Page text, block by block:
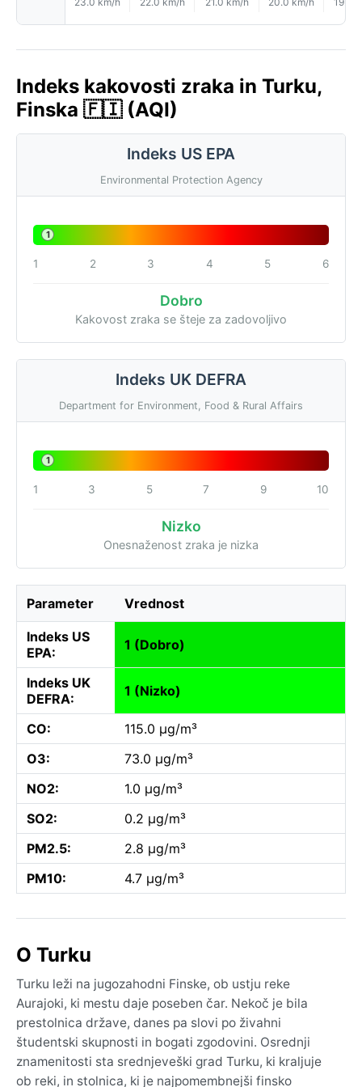
Indeks kakovosti zraka in Turku,
Finska 🇫🇮 (AQI)
Indeks US EPA
Environmental Protection Agency
1
1 2 3 4 5 6
Dobro
Kakovost zraka se šteje za zadovoljivo
Indeks UK DEFRA
Department for Environment, Food & Rural Affairs
1
1 3 5 7 9 10
Nizko
Onesnaženost zraka je nizka
Parameter Vrednost
Indeks US
EPA:
1 (Dobro)
Indeks UK
DEFRA:
1 (Nizko)
CO:
115.0 µg/m³
O3:
73.0 µg/m³
NO2:
1.0 µg/m³
SO2:
0.2 µg/m³
PM2.5:
2.8 µg/m³
PM10:
4.7 µg/m³
O Turku
Turku leži na jugozahodni Finske, ob ustju reke
Aurajoki, ki mestu daje poseben čar. Nekoč je bila
prestolnica države, danes pa slovi po živahni
študentski skupnosti in bogati zgodovini. Osrednji
znamenitosti sta srednjeveški grad Turku, ki kraljuje
ob reki, in stolnica, ki je najpomembnejši finsko